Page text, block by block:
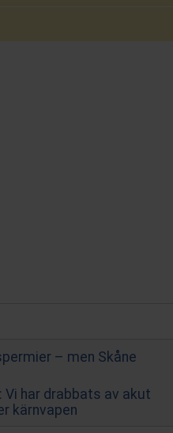
– men Skåne
har drabbats av akut
kärnvapen